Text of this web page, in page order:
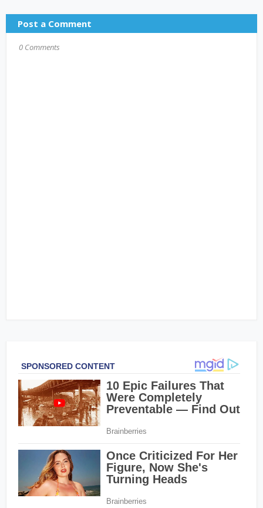
Post a Comment
0 Comments